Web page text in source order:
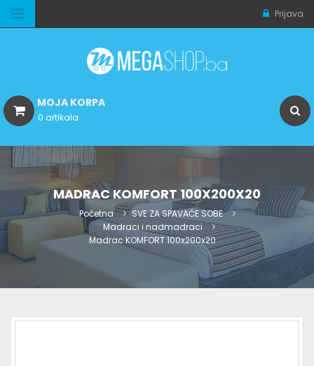
Prijava
MOJA KORPA
0 artikala
MADRAC KOMFORT 100X200X20
Početna
SVE ZA SPAVAĆE SOBE
Madraci i nadmadraci
Madrac KOMFORT 100x200x20